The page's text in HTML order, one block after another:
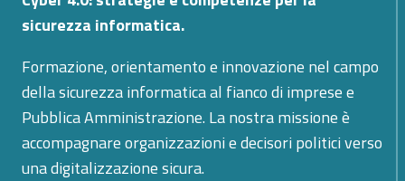
sicurezza informatica.
Formazione, orientamento e innovazione nel campo
della sicurezza informatica al fianco di imprese e
Pubblica Amministrazione. La nostra missione è
accompagnare organizzazioni e decisori politici verso
una digitalizzazione sicura.